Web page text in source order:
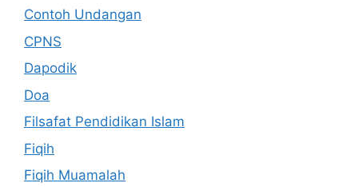
Contoh Undangan
CPNS
Dapodik
Doa
Filsafat Pendidikan Islam
Fiqih
Fiqih Muamalah